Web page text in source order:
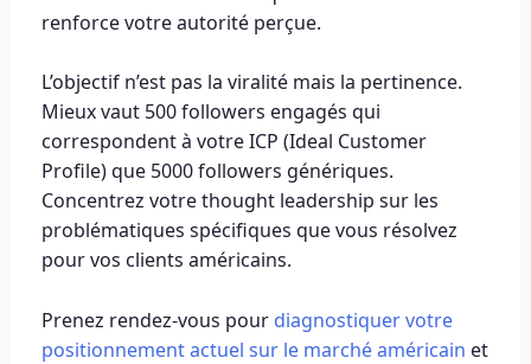
renforce votre autorité perçue.
L’objectif n’est pas la viralité mais la pertinence.
Mieux vaut 500 followers engagés qui
correspondent à votre ICP (Ideal Customer
Profile) que 5000 followers génériques.
Concentrez votre thought leadership sur les
problématiques spécifiques que vous résolvez
pour vos clients américains.
Prenez rendez-vous pour diagnostiquer votre
positionnement actuel sur le marché américain et